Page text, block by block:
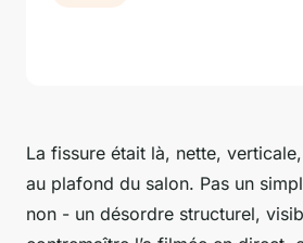
La fissure était là, nette,
au plafond du salon. Pas un
non - un désordre structurel,